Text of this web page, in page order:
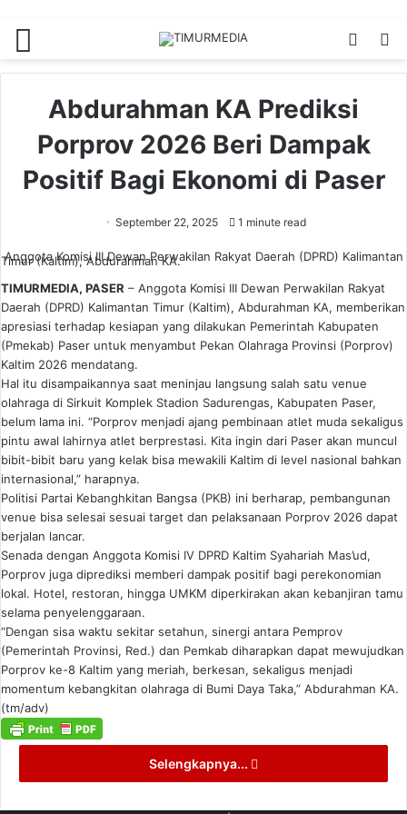
Switch
Abdurahman KA Prediksi
Porprov 2026 Beri Dampak
Positif Bagi Ekonomi di Paser
September 22, 2025 1 minute read
Anggota Komisi III Dewan Perwakilan Rakyat Daerah (DPRD) Kalimantan
Timur (Kaltim), Abdurahman KA.
TIMURMEDIA, PASER – Anggota Komisi III Dewan Perwakilan Rakyat
Daerah (DPRD) Kalimantan Timur (Kaltim), Abdurahman KA, memberikan
apresiasi terhadap kesiapan yang dilakukan Pemerintah Kabupaten
(Pmekab) Paser untuk menyambut Pekan Olahraga Provinsi (Porprov)
Kaltim 2026 mendatang.
Hal itu disampaikannya saat meninjau langsung salah satu venue
olahraga di Sirkuit Komplek Stadion Sadurengas, Kabupaten Paser,
belum lama ini. “Porprov menjadi ajang pembinaan atlet muda sekaligus
pintu awal lahirnya atlet berprestasi. Kita ingin dari Paser akan muncul
bibit-bibit baru yang kelak bisa mewakili Kaltim di level nasional bahkan
internasional,” harapnya.
Politisi Partai Kebanghkitan Bangsa (PKB) ini berharap, pembangunan
venue bisa selesai sesuai target dan pelaksanaan Porprov 2026 dapat
berjalan lancar.
Senada dengan Anggota Komisi IV DPRD Kaltim Syahariah Mas’ud,
Porprov juga diprediksi memberi dampak positif bagi perekonomian
lokal. Hotel, restoran, hingga UMKM diperkirakan akan kebanjiran tamu
selama penyelenggaraan.
“Dengan sisa waktu sekitar setahun, sinergi antara Pemprov
(Pemerintah Provinsi, Red.) dan Pemkab diharapkan dapat mewujudkan
Porprov ke-8 Kaltim yang meriah, berkesan, sekaligus menjadi
momentum kebangkitan olahraga di Bumi Daya Taka,” Abdurahman KA.
(tm/adv)
Selengkapnya...